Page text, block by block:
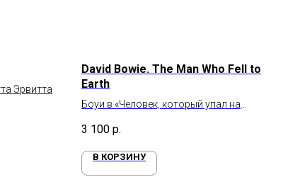
Эрвитта
David Bowie. The Man Who Fell to
Earth
Боуи в «Человек, который упал на
3 100 р.
В КОРЗИНУ